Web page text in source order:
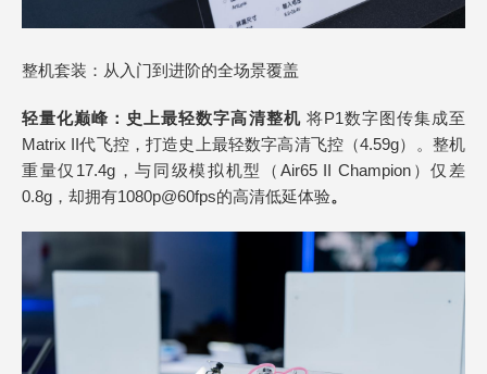
整机套装：从入门到进阶的全场景覆盖
轻量化巅峰：史上最轻数字高清整机 将P1数字图传集成至
Matrix II代飞控，打造史上最轻数字高清飞控（4.59g）。整机
重量仅17.4g，与同级模拟机型（Air65 II Champion）仅差
0.8g，却拥有1080p@60fps的高清低延体验。